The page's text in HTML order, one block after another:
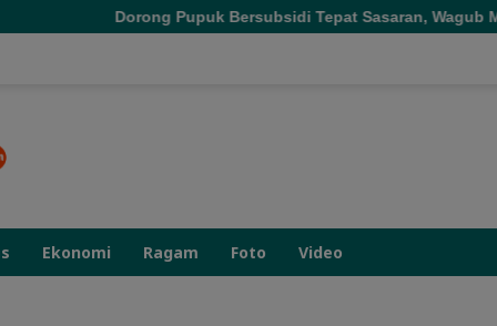
Pupuk Bersubsidi Tepat Sasaran, Wagub Malut Tekankan
Ekonomi Ragam Foto Video